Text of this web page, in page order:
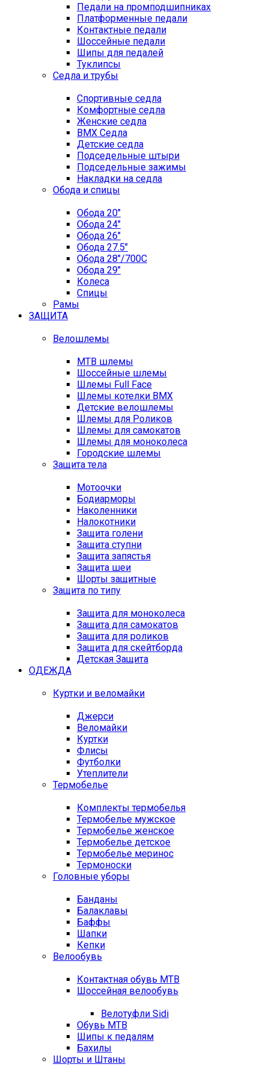
Педали на промподшипниках
Платформенные педали
Контактные педали
Шоссейные педали
Шипы для педалей
Туклипсы
Седла и трубы
Спортивные седла
Комфортные седла
Женские седла
BMX Седла
Детские седла
Подседельные штыри
Подседельные зажимы
Накладки на седла
Обода и спицы
Обода 20"
Обода 24"
Обода 26"
Обода 27.5"
Обода 28"/700C
Обода 29"
Колеса
Спицы
Рамы
ЗАЩИТА
Велошлемы
MTB шлемы
Шоссейные шлемы
Шлемы Full Face
Шлемы котелки BMX
Детские велошлемы
Шлемы для Роликов
Шлемы для самокатов
Шлемы для моноколеса
Городские шлемы
Защита тела
Мотоочки
Бодиарморы
Наколенники
Налокотники
Защита голени
Защита ступни
Защита запястья
Защита шеи
Шорты защитные
Защита по типу
Защита для моноколеса
Защита для самокатов
Защита для роликов
Защита для скейтборда
Детская Защита
ОДЕЖДА
Куртки и веломайки
Джерси
Веломайки
Куртки
Флисы
Футболки
Утеплители
Термобелье
Комплекты термобелья
Термобелье мужское
Термобелье женское
Термобелье детское
Термобелье меринос
Термоноски
Головные уборы
Банданы
Балаклавы
Баффы
Шапки
Кепки
Велообувь
Контактная обувь MTB
Шоссейная велообувь
Велотуфли Sidi
Обувь MTB
Шипы к педалям
Бахилы
Шорты и Штаны